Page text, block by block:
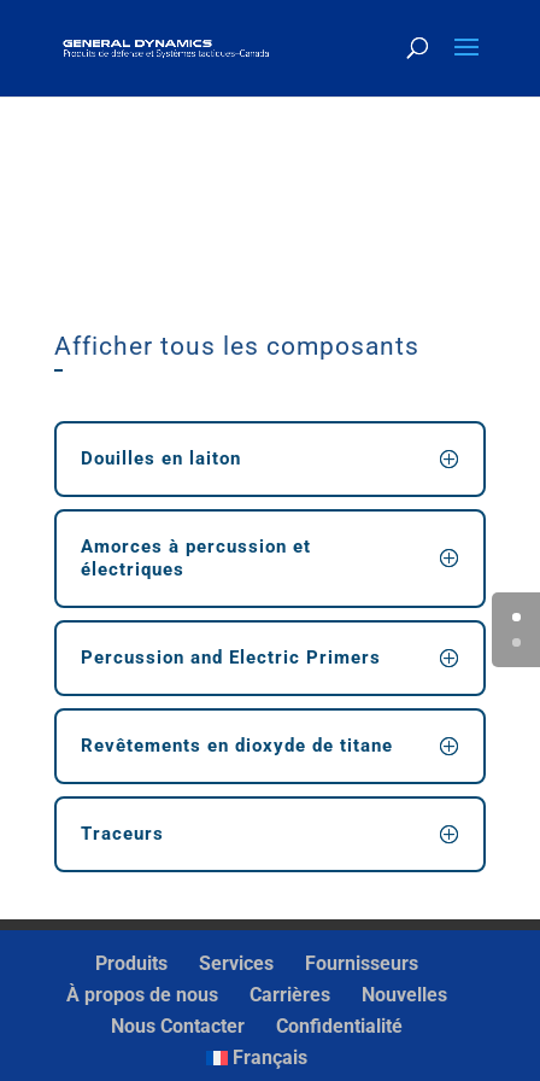
Afficher tous les composants
Douilles en laiton
Amorces à percussion et
électriques
Percussion and Electric Primers
Revêtements en dioxyde de titane
Traceurs
Produits Services
Fournisseurs
À propos de nous
Carrières
Nouvelles
Nous Contacter
Confidentialité
Français